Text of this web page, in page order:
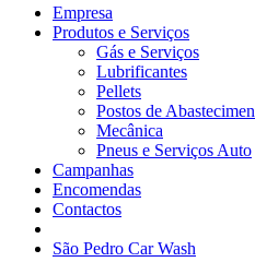
Empresa
Produtos e Serviços
Gás e Serviços
Lubrificantes
Pellets
Postos de
Mecânica
Pneus e Serviços Auto
Campanhas
Encomendas
Contactos
São Pedro Car Wash